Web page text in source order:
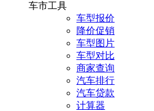
车市工具
车型报价
降价促销
车型图片
车型对比
商家查询
汽车排行
汽车贷款
计算器